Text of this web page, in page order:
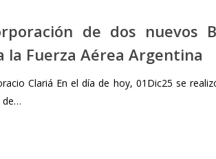
de dos nuevos
la Fuerza Aérea Argentina
Clariá En el día de hoy, 01Dic25 se
de…